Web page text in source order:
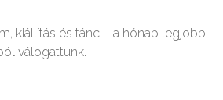
kiállítás és tánc – a hónap legjobb
válogattunk.